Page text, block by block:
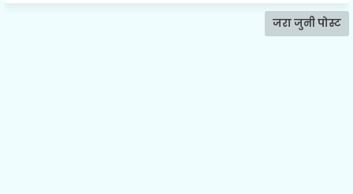
जरा जुनी पोस्ट